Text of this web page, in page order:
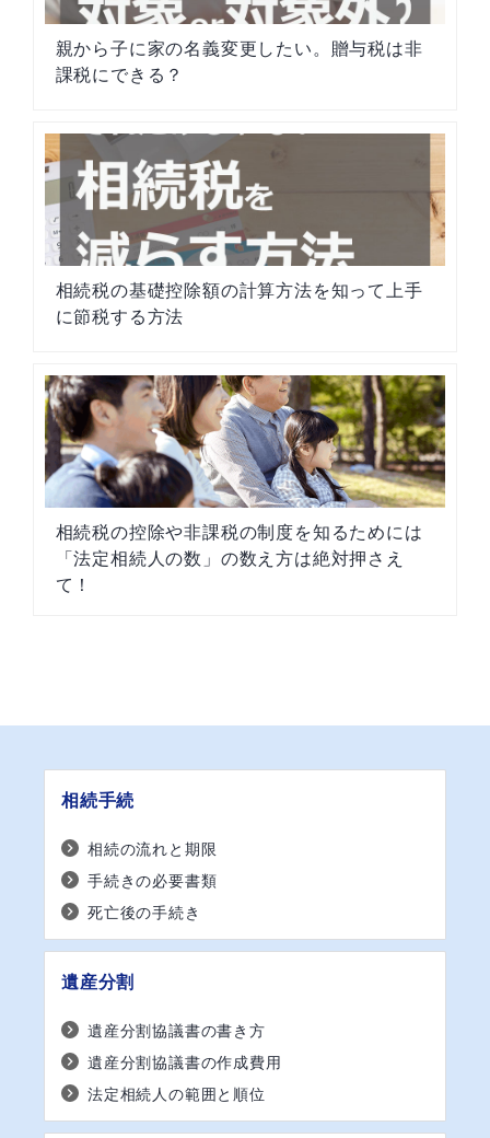
親から子に家の名義変更したい。贈与税は非
課税にできる？
相続税の基礎控除額の計算方法を知って上手
に節税する方法
相続税の控除や非課税の制度を知るためには
「法定相続人の数」の数え方は絶対押さえ
て！
相続手続
相続の流れと期限
手続きの必要書類
死亡後の手続き
遺産分割
遺産分割協議書の書き方
遺産分割協議書の作成費用
法定相続人の範囲と順位